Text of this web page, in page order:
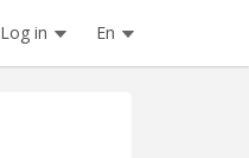
Log in En